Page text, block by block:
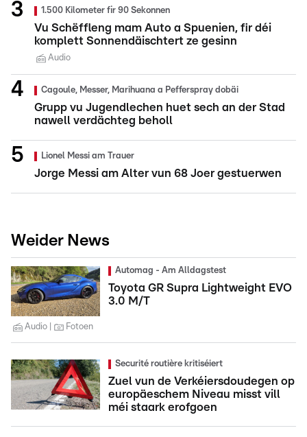
1.500 Kilometer fir 90 Sekonnen
Vu Schëffleng mam Auto a Spuenien, fir déi
komplett Sonnendäischtert ze gesinn
Audio
Cagoule, Messer, Marihuana a Pefferspray dobäi
Grupp vu Jugendlechen huet sech an der Stad
nawell verdächteg beholl
Lionel Messi am Trauer
Jorge Messi am Alter vun 68 Joer gestuerwen
Weider News
Automag - Am Alldagstest
Toyota GR Supra Lightweight EVO
3.0 M/T
Audio Fotoen
Securité routière kritiséiert
Zuel vun de Verkéiersdoudegen op
europäeschem Niveau misst vill
méi staark erofgoen